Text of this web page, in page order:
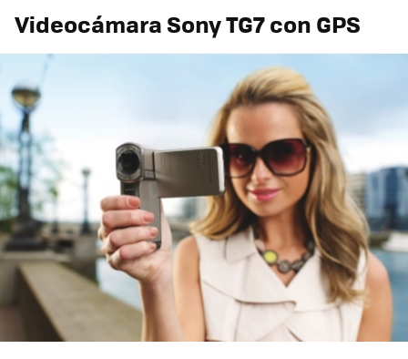
Videocámara Sony TG7 con GPS